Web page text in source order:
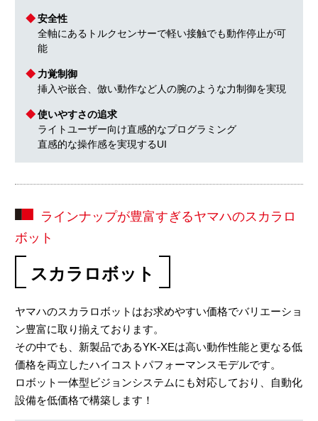
安全性
全軸にあるトルクセンサーで軽い接触でも動作停止が可
能
力覚制御
挿入や嵌合、倣い動作など人の腕のような力制御を実現
使いやすさの追求
ライトユーザー向け直感的なプログラミング
直感的な操作感を実現するUI
ラインナップが豊富すぎるヤマハのスカラロ
ボット
スカラロボット
ヤマハのスカラロボットはお求めやすい価格でバリエーショ
ン豊富に取り揃えております。
その中でも、新製品であるYK-XEは高い動作性能と更なる低
価格を両立したハイコストパフォーマンスモデルです。
ロボット一体型ビジョンシステムにも対応しており、自動化
設備を低価格で構築します！